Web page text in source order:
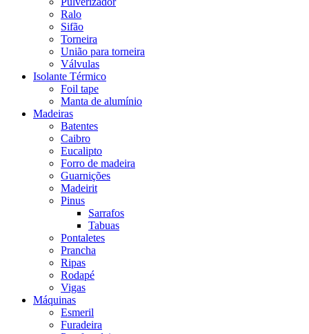
Ralo
Sifão
Torneira
União para torneira
Válvulas
Isolante Térmico
Foil tape
Manta de alumínio
Madeiras
Batentes
Caibro
Eucalipto
Forro de madeira
Guarnições
Madeirit
Pinus
Sarrafos
Tabuas
Pontaletes
Prancha
Ripas
Rodapé
Vigas
Máquinas
Esmeril
Furadeira